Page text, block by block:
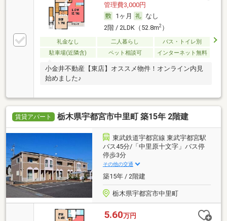
管理費3,000円
1ヶ月
なし
2階 / 2LDK（52.8m2）
礼金なし 二人暮らし
バス・トイレ別
駐車場(近隣含)
ペット相談可 インターネット無料
小金井不動産【東店】オススメ物件！オンライン内見
始めました♪
賃貸アパート 栃木県宇都宮市中里町 築15年 2階建
東武鉄道宇都宮線 東武宇都宮駅
バス45分/「中里原十文字」バス停
停歩3分
その他の交通
築15年 / 2階建
栃木県宇都宮市中里町
5.60万円